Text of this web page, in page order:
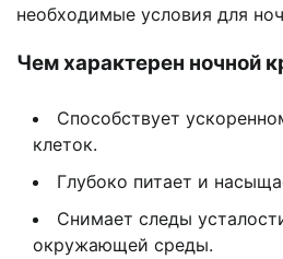
необходимые условия для
Чем характерен ночной
Способствует
клеток.
Глубоко питает и
Снимает следы
окружающей среды.